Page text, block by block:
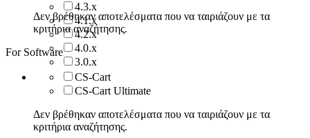
4.3.x
4.1.x
4.2.x
4.0.x
3.0.x
Δεν βρέθηκαν αποτελέσματα που να ταιριάζουν με τα
κριτήρια αναζήτησης.
For Software
CS-Cart
CS-Cart Ultimate
Δεν βρέθηκαν αποτελέσματα που να ταιριάζουν με τα
κριτήρια αναζήτησης.